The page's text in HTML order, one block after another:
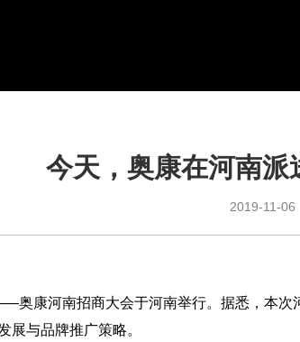
今天，奥康在河南派
2019-11-06
奥康河南招商大会于河南举行。据悉，本次
展与品牌推广策略。